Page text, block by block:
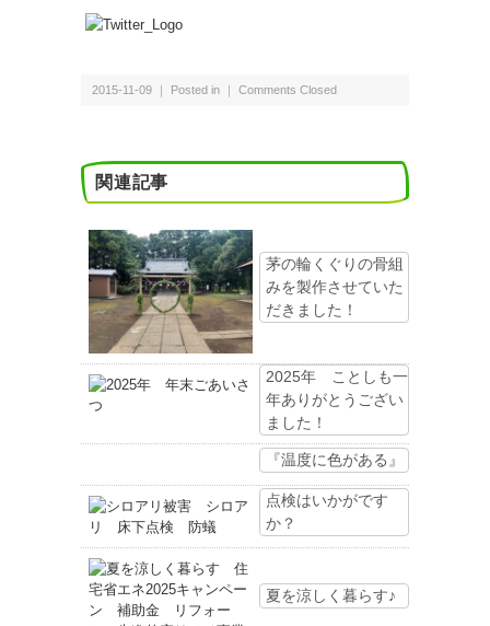
2015-11-09 ｜ Posted in ｜ Comments Closed
関連記事
茅の輪くぐりの骨組
みを製作させていた
だきました！
2025年 ことしも一
年ありがとうござい
ました！
『温度に色がある』
点検はいかがです
か？
夏を涼しく暮らす♪